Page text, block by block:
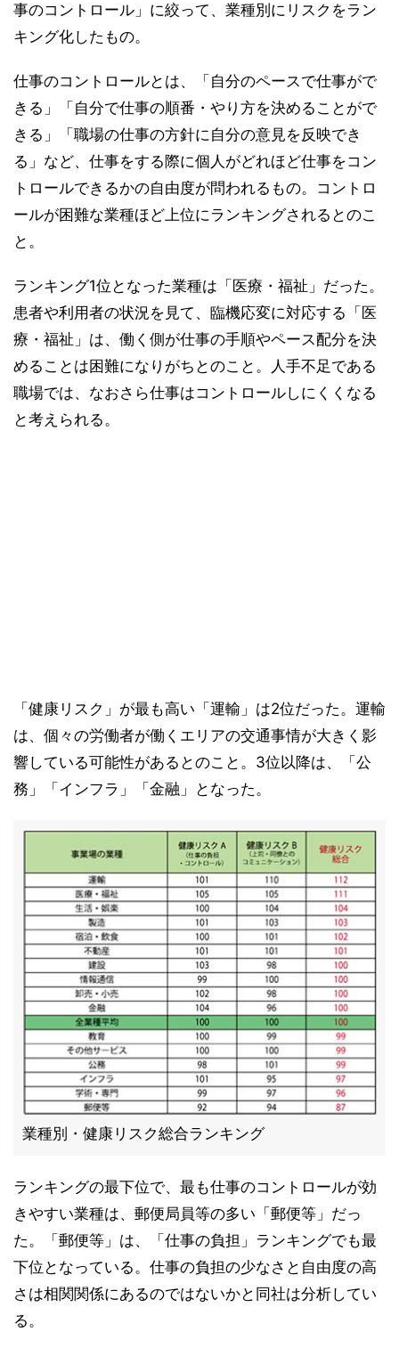
事のコントロール」に絞って、業種別にリスクをラン
キング化したもの。
仕事のコントロールとは、「自分のペースで仕事がで
きる」「自分で仕事の順番・やり方を決めることがで
きる」「職場の仕事の方針に自分の意見を反映でき
る」など、仕事をする際に個人がどれほど仕事をコン
トロールできるかの自由度が問われるもの。コントロ
ールが困難な業種ほど上位にランキングされるとのこ
と。
ランキング1位となった業種は「医療・福祉」だった。
患者や利用者の状況を見て、臨機応変に対応する「医
療・福祉」は、働く側が仕事の手順やペース配分を決
めることは困難になりがちとのこと。人手不足である
職場では、なおさら仕事はコントロールしにくくなる
と考えられる。
「健康リスク」が最も高い「運輸」は2位だった。運輸
は、個々の労働者が働くエリアの交通事情が大きく影
響している可能性があるとのこと。3位以降は、「公
務」「インフラ」「金融」となった。
業種別・健康リスク総合ランキング
ランキングの最下位で、最も仕事のコントロールが効
きやすい業種は、郵便局員等の多い「郵便等」だっ
た。「郵便等」は、「仕事の負担」ランキングでも最
下位となっている。仕事の負担の少なさと自由度の高
さは相関関係にあるのではないかと同社は分析してい
る。